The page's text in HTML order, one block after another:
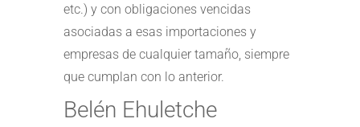
etc.) y con obligaciones vencidas
asociadas a esas importaciones y
empresas de cualquier tamaño, siempre
que cumplan con lo anterior.
Belén Ehuletche